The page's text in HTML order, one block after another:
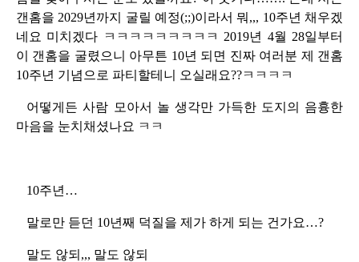
갠홈을 2029년까지 굴릴 예정(;;)이라서 뭐,,, 10주년 채우겠
네요 미치겠다 ㅋㅋㅋㅋㅋㅋㅋㅋㅋ 2019년 4월 28일부터
이 갠홈을 굴렸으니 아무튼 10년 되면 진짜 여러분 제 갠홈
10주년 기념으로 파티할테니 오실래요??ㅋㅋㅋㅋ
어떻게든 사람 모아서 놀 생각만 가득한 도지의 음흉한
마음을 눈치채셨나요 ㅋㅋ
10주년…
말로만 듣던 10년째 덕질을 제가 하게 되는 건가요…?
말도 않되,,, 말도 않되